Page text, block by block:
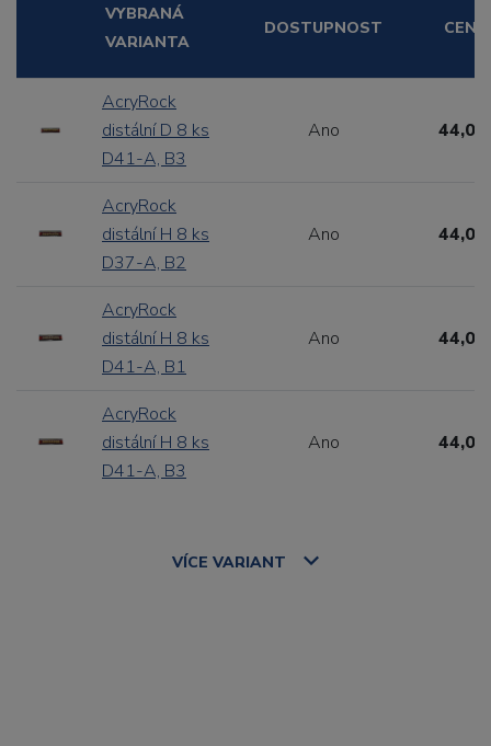
VYBRANÁ
VARIANTA
DOSTUPNOST CENA
AcryRock
distální D 8 ks
D41-A, B3
Ano 44,00
AcryRock
distální H 8 ks
D37-A, B2
Ano 44,00
AcryRock
distální H 8 ks
D41-A, B1
Ano 44,00
AcryRock
distální H 8 ks
D41-A, B3
Ano 44,00
VÍCE VARIANT